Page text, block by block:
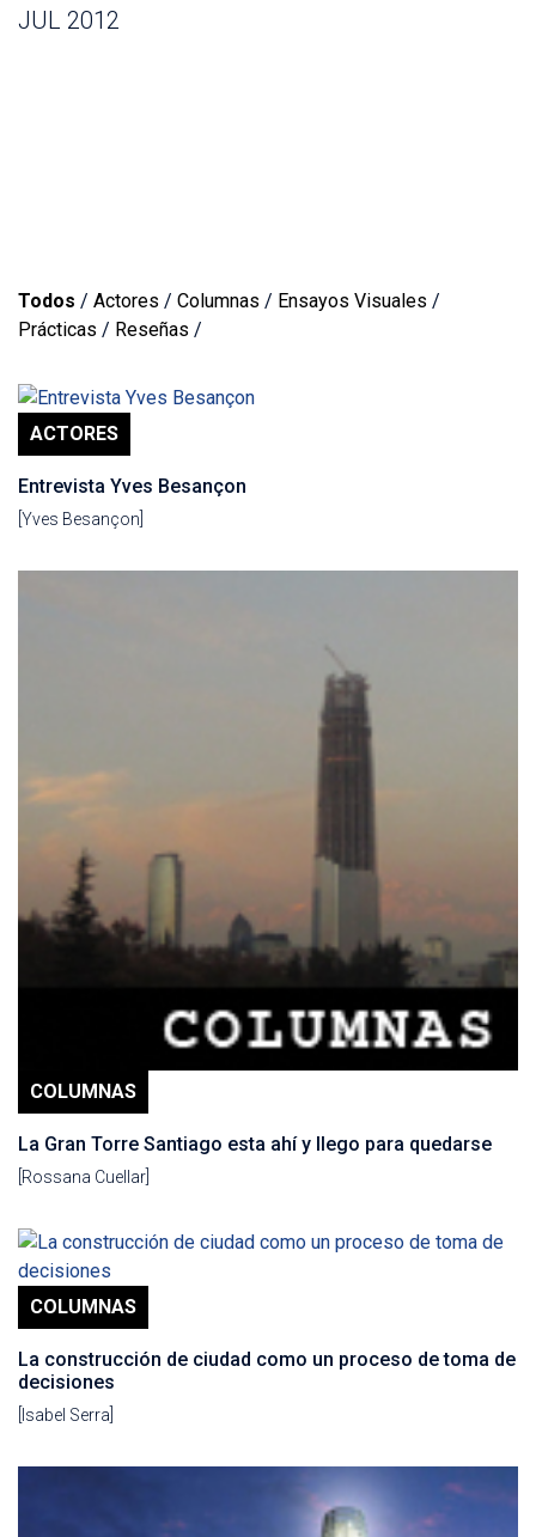
JUL 2012
Todos / Actores / Columnas / Ensayos Visuales /
Prácticas / Reseñas /
ACTORES
Entrevista Yves Besançon
[Yves Besançon]
COLUMNAS
La Gran Torre Santiago esta ahí y llego para quedarse
[Rossana Cuellar]
COLUMNAS
La construcción de ciudad como un proceso de toma de
decisiones
[Isabel Serra]